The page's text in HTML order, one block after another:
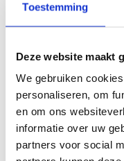
Toestemming
Deze website maakt
We gebruiken
personaliseren, om
en om ons
informatie over uw
partners voor social
ml.
Gerelateerde